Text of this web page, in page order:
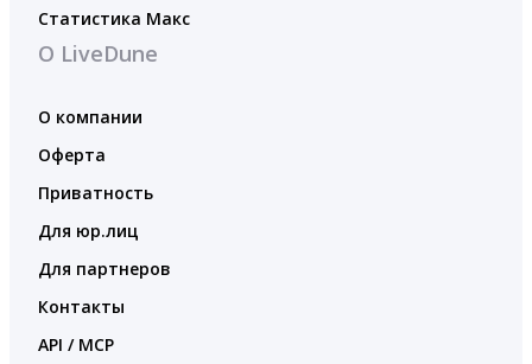
Статистика Макс
О LiveDune
О компании
Оферта
Приватность
Для юр.лиц
Для партнеров
Контакты
API / MCP